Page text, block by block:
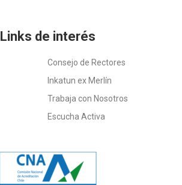
Links de interés
Consejo de Rectores
Inkatun ex Merlín
Trabaja con Nosotros
Escucha Activa